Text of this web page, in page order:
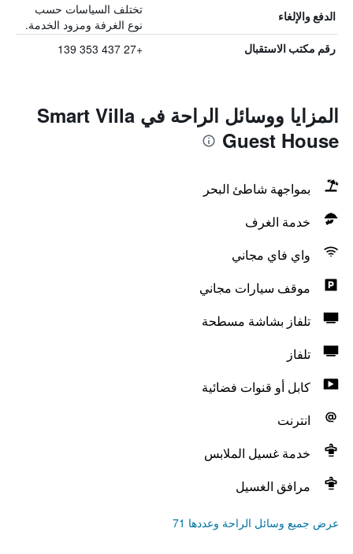
الدفع والإلغاء
تختلف السياسات حسب
نوع الغرفة ومزود الخدمة.
رقم مكتب الاستقبال +27 437 353 139
المزايا ووسائل الراحة في Smart Villa
Guest House
بمواجهة شاطئ البحر
خدمة الغرف
واي فاي مجاني
موقف سيارات مجاني
تلفاز بشاشة مسطحة
تلفاز
كابل أو قنوات فضائية
انترنت
خدمة غسيل الملابس
مرافق الغسيل
عرض جميع وسائل الراحة وعددها 71